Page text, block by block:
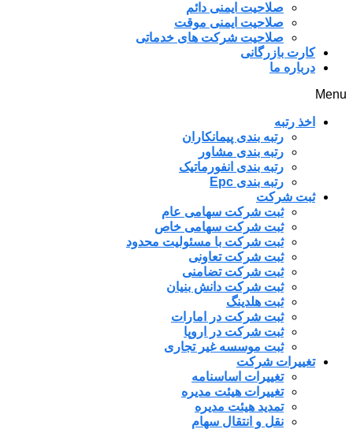
صلاحیت ایمنی دائم
صلاحیت ایمنی موقت
صلاحیت شرکت های خدماتی
کارت بازرگانی
درباره ما
Menu
اخذ رتبه
رتبه بندی پیمانکاران
رتبه بندی مشاور
رتبه بندی انفورماتیک
رتبه بندی Epc
ثبت شرکت
ثبت شرکت سهامی عام
ثبت شرکت سهامی خاص
ثبت شرکت با مسئولیت محدود
ثبت شرکت تعاونی
ثبت شرکت تضامنی
ثبت شرکت دانش بنیان
ثبت هلدینگ
ثبت شرکت در امارات
ثبت شرکت در اروپا
ثبت موسسه غیر تجاری
تغییرات شرکت
تغییرات اساسنامه
تغییرات هیئت مدیره
تمدید هیئت مدیره
نقل و انتقال سهام